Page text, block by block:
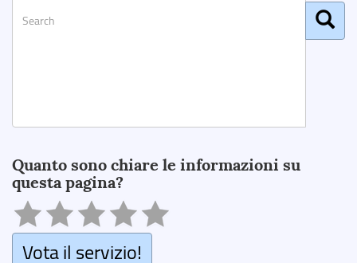
Quanto sono chiare le informazioni su
questa pagina?
Vota il servizio!